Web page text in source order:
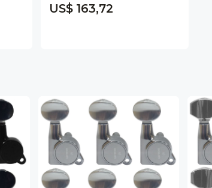
US$ 163,72